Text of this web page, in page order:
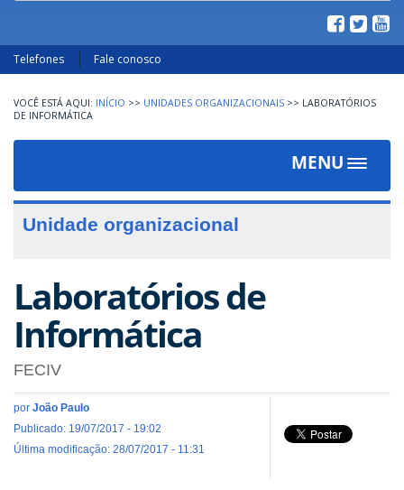
Telefones Fale conosco
INÍCIO >> UNIDADES ORGANIZACIONAIS >> LABORATÓRIOS
DE INFORMÁTICA
MENU
Toggle
Unidade organizacional
Laboratórios de
Informática
FECIV
por João Paulo
Publicado: 19/07/2017 - 19:02
Última modificação: 28/07/2017 - 11:31